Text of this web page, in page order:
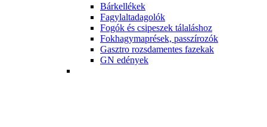
Bárkellékek
Fagylaltadagolók
Fogók és csipeszek tálaláshoz
Fokhagymaprések, passzírozók
Gasztro rozsdamentes fazekak
GN edények